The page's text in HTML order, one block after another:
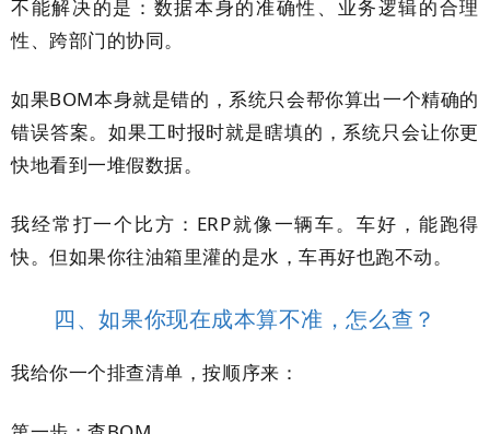
不能解决的是：数据本身的准确性、业务逻辑的合理
性、跨部门的协同。
如果BOM本身就是错的，系统只会帮你算出一个精确的
错误答案。如果工时报时就是瞎填的，系统只会让你更
快地看到一堆假数据。
我经常打一个比方：ERP就像一辆车。车好，能跑得
快。但如果你往油箱里灌的是水，车再好也跑不动。
四、如果你现在成本算不准，怎么查？
我给你一个排查清单，按顺序来：